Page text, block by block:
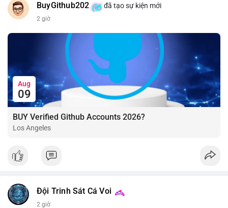
BuyGithub202 đã tạo sự kiện mới
2 giờ
Aug
09
BUY Verified Github Accounts 2026?
Los Angeles
Đội Trinh Sát Cá Voi
2 giờ